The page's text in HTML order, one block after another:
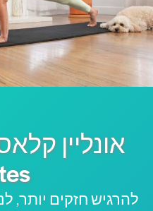
אונליין
להרגיש חזקים יותר,